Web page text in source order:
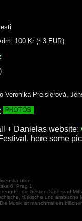
100 Kr (~3 EUR)
Veronika Preislerová,
+ Danielas website:
here some
ulice
6, Prag 1,
die besten Tage sind
türkische und
Musik ist manchmal ein